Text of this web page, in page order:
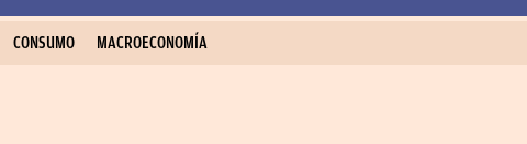
CONSUMO MACROECONOMÍA